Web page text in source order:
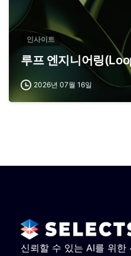
인사이트
루프 엔지니어링
2026년 07월 16일
신뢰할 수 있는 AI를 위한